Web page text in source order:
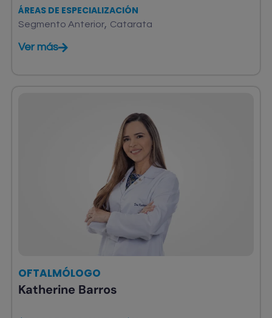
ÁREAS DE ESPECIALIZACIÓN
Segmento Anterior, Catarata
Ver más
OFTALMÓLOGO
Katherine Barros